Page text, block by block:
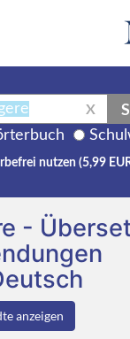
X
nutzen (5,99
-
anzeigen